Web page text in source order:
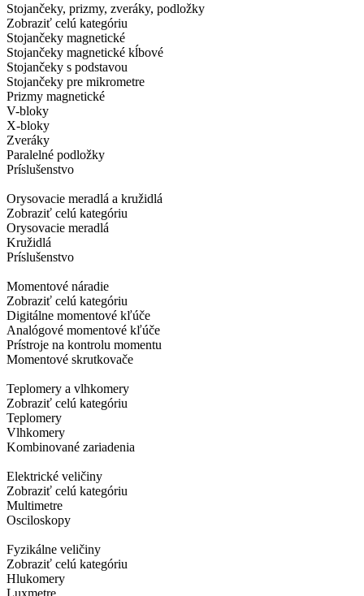
Stojančeky, prizmy, zveráky, podložky
Zobraziť celú kategóriu
Stojančeky magnetické
Stojančeky magnetické kĺbové
Stojančeky s podstavou
Stojančeky pre mikrometre
Prizmy magnetické
V-bloky
X-bloky
Zveráky
Paralelné podložky
Príslušenstvo
Orysovacie meradlá a kružidlá
Zobraziť celú kategóriu
Orysovacie meradlá
Kružidlá
Príslušenstvo
Momentové náradie
Zobraziť celú kategóriu
Digitálne momentové kľúče
Analógové momentové kľúče
Prístroje na kontrolu momentu
Momentové skrutkovače
Teplomery a vlhkomery
Zobraziť celú kategóriu
Teplomery
Vlhkomery
Kombinované zariadenia
Elektrické veličiny
Zobraziť celú kategóriu
Multimetre
Osciloskopy
Fyzikálne veličiny
Zobraziť celú kategóriu
Hlukomery
Luxmetre